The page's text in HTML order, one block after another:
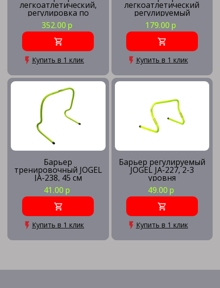
легкоатлетический,
регулировка по
высоте от 650 до 1067
мм
352.00 р
Купить в 1 клик
легкоатлетический
регулируемый
взрослый (цвет
светло-серый)
179.00 р
Купить в 1 клик
Барьер
тренировочный JOGEL
JA-238, 45 см
41.00 р
Купить в 1 клик
Барьер регулируемый
JOGEL JA-227, 2-3
уровня
49.00 р
Купить в 1 клик